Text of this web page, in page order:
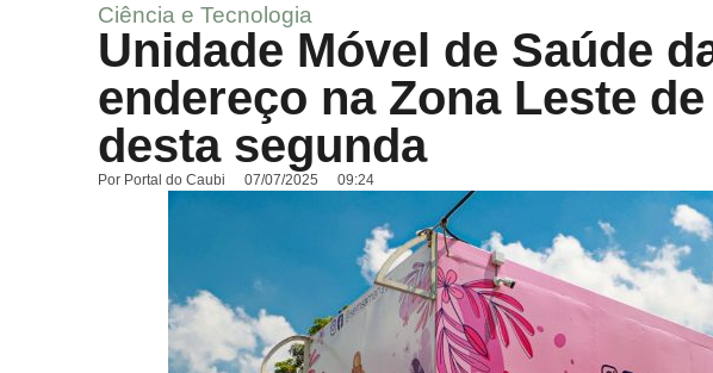
Ciência e Tecnologia
Unidade Móvel de Saúde
endereço na Zona Leste
desta segunda
Por Portal do Caubi 07/07/2025 09:24